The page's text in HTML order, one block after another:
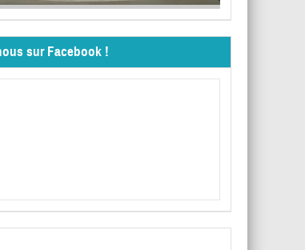
sur Facebook !